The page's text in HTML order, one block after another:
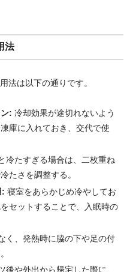
法
法は以下の通りです。
: 冷却効果が途切れないよう
庫に入れておき、交代で使
冷たすぎる場合は、二枚重ね
たさを調整する。
: 寝室をあらかじめ冷やしてお
セットすることで、入眠時の
く、発熱時に脇の下や足の付
後や外出から帰宅した際に、